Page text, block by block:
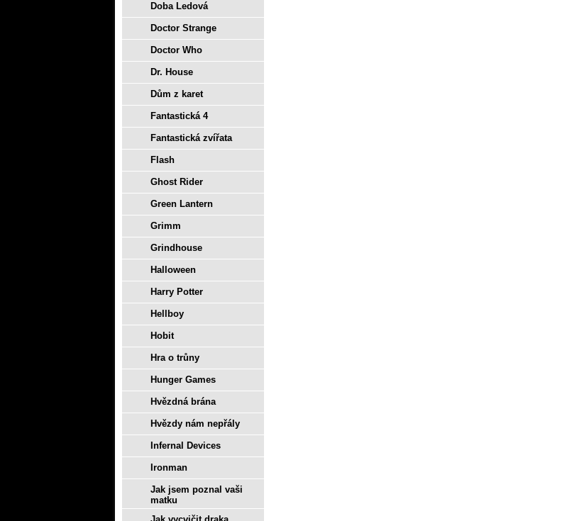
Doba Ledová
Doctor Strange
Doctor Who
Dr. House
Dům z karet
Fantastická 4
Fantastická zvířata
Flash
Ghost Rider
Green Lantern
Grimm
Grindhouse
Halloween
Harry Potter
Hellboy
Hobit
Hra o trůny
Hunger Games
Hvězdná brána
Hvězdy nám nepřály
Infernal Devices
Ironman
Jak jsem poznal vaši
matku